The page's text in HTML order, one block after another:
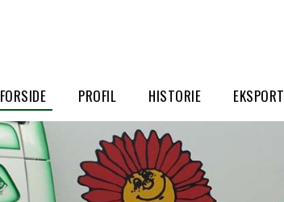
FORSIDE PROFIL HISTORIE EKSPORT